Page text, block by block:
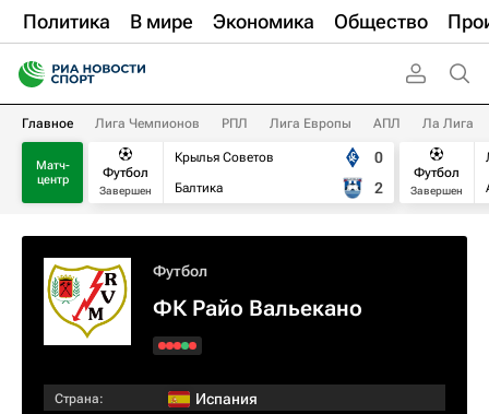
Политика В мире Экономика Общество
Главное Лига Чемпионов РПЛ Лига Европы АПЛ Ла Лига
Матч-
центр
Футбол
Завершен
Крылья Советов
Балтика
0
2
Футбол
Завершен
Футбол
ФК Райо Вальекано
Страна: Испания